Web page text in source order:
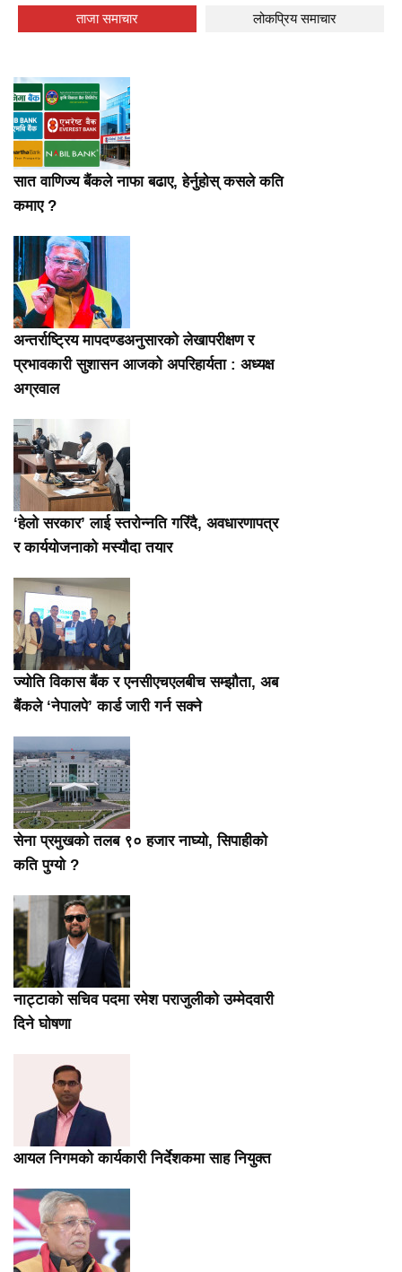
ताजा समाचार लोकप्रिय समाचार
सात वाणिज्य बैंकले नाफा बढाए, हेर्नुहोस् कसले कति
कमाए ?
अन्तर्राष्ट्रिय मापदण्डअनुसारको लेखापरीक्षण र
प्रभावकारी सुशासन आजको अपरिहार्यता : अध्यक्ष
अग्रवाल
‘हेलो सरकार’ लाई स्तरोन्नति गरिंदै, अवधारणापत्र
र कार्ययोजनाको मस्यौदा तयार
ज्योति विकास बैंक र एनसीएचएलबीच सम्झौता, अब
बैंकले ‘नेपालपे’ कार्ड जारी गर्न सक्ने
सेना प्रमुखको तलब ९० हजार नाघ्यो, सिपाहीको
कति पुग्यो ?
नाट्टाको सचिव पदमा रमेश पराजुलीको उम्मेदवारी
दिने घोषणा
आयल निगमको कार्यकारी निर्देशकमा साह नियुक्त